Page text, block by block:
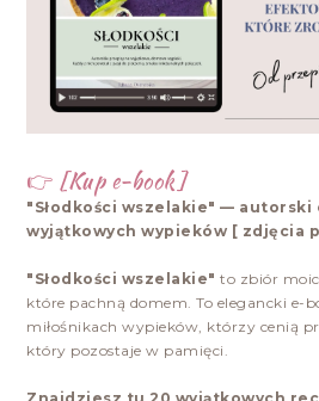
👉 [Kup e-book]
"Słodkości wszelakie" — autorski
wyjątkowych wypieków [ zdjęcia
"Słodkości wszelakie" to zbiór
które pachną domem. To elegancki e-
miłośnikach wypieków, którzy cenią
który pozostaje w pamięci.